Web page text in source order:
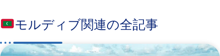
モルディブ関連の全記事